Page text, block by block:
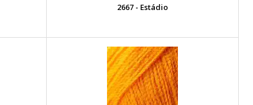
2667 - Estádio